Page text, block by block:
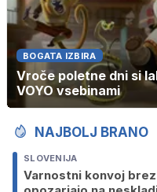
BOGATA IZBIRA
Vroče poletne dni si
VOYO vsebinami
NAJBOLJ BRANO
SLOVENIJA
Varnostni konvoj